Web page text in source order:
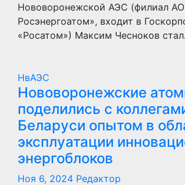
Нововоронежской АЭС (филиал АО
Росэнергоатом», входит в
«Росатом») Максим Чесноков
НвАЭС
Нововоронежские
поделились с
Беларуси опытом в
эксплуатации
энергоблоков
Ноя 6, 2024 Редактор